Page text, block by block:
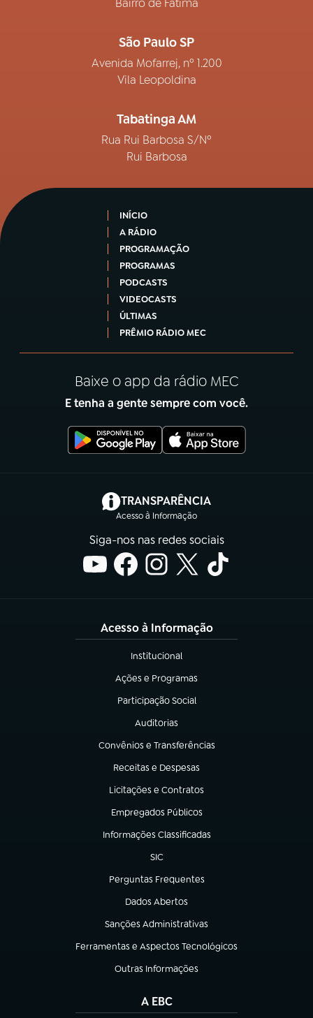
São Paulo SP
Avenida Mofarrej, nº 1.200
Vila Leopoldina
Tabatinga AM
Rua Rui Barbosa S/Nº
Rui Barbosa
INÍCIO
A RÁDIO
PROGRAMAÇÃO
PROGRAMAS
PODCASTS
VIDEOCASTS
ÚLTIMAS
PRÊMIO RÁDIO MEC
Baixe o app da rádio MEC
E tenha a gente sempre com você.
TRANSPARÊNCIA
Acesso à Informação
(abre em nova aba)
Siga-nos nas redes sociais
Acesso à Informação
Institucional
(abre em nova aba)
Ações e Programas
(abre em nova aba)
Participação Social
(abre em nova aba)
Auditorias
(abre em nova aba)
Convênios e Transferências
(abre em nova aba)
Receitas e Despesas
(abre em nova aba)
Licitações e Contratos
(abre em nova aba)
Empregados Públicos
(abre em nova aba)
Informações Classificadas
(abre em nova aba)
SIC
(abre em nova aba)
Perguntas Frequentes
(abre em nova aba)
Dados Abertos
(abre em nova aba)
Sanções Administrativas
(abre em nova aba)
Ferramentas e Aspectos Tecnológicos
(abre em nova aba)
Outras Informações
(abre em nova aba)
A EBC